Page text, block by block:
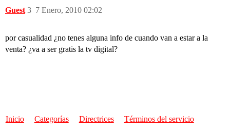
Guest 7 Enero, 2010 02:02
3
por casualidad ¿no tenes alguna info de cuando van a estar a la
venta? ¿va a ser gratis la tv digital?
Inicio Categorías Directrices Términos del servicio